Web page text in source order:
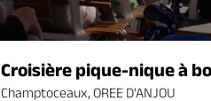
Croisière pique-nique à
Champtoceaux, OREE D'ANJOU